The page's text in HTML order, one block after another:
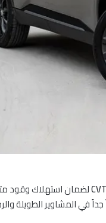
CVTلضمان استهلاك وقود
المشاوير الطويلة